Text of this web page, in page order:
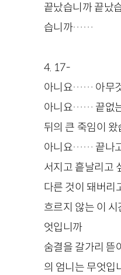
끝났습니까 끝났
습니까……
4. 17-
아니요…… 아무
아니요…… 끝없
뒤의 큰 죽임이
아니요…… 끝나
서지고 흩날리고
다른 것이 돼버리
흐르지 않는 이
엇입니까
숨결을 갈가리 뜯
의 엄니는 무엇입